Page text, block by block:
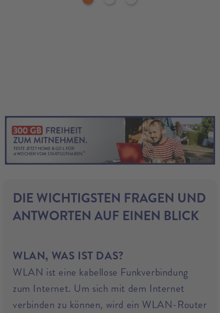
DIE WICHTIGSTEN FRAGEN UND
ANTWORTEN AUF EINEN BLICK
WLAN, WAS IST DAS?
WLAN ist eine kabellose Funkverbindung
zum Internet. Um sich mit dem Internet
verbinden zu können, wird ein WLAN-Router